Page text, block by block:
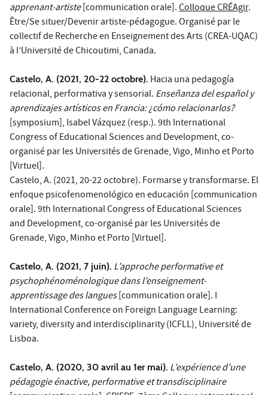
apprenant-artiste[communication orale].Colloque CRÉAgir.
Être/Se situer/Devenir artiste-pédagogue. Organisé par le
collectif de Recherche en Enseignement des Arts (CREA-UQAC)
à l’Université de Chicoutimi, Canada.
Castelo, A. (2021, 20-22 octobre). Hacia una pedagogía
relacional, performativa y sensorial. Enseñanza del español y
aprendizajes artísticos en Francia: ¿cómo relacionarlos?
[symposium], Isabel Vázquez (resp.). 9th International
Congress of Educational Sciences and Development, co-
organisé par les Universités de Grenade, Vigo, Minho et Porto
[Virtuel].
Castelo, A. (2021, 20-22 octobre). Formarse y transformarse. El
enfoque psicofenomenológico en educación [communication
orale]. 9th International Congress of Educational Sciences
and Development, co-organisé par les Universités de
Grenade, Vigo, Minho et Porto [Virtuel].
Castelo, A. (2021, 7 juin). L’approche performative et
psychophénoménologique dans l’enseignement-
apprentissage des langues[communication orale]. I
International Conference on Foreign Language Learning:
variety, diversity and interdisciplinarity (ICFLL), Université de
Lisboa.
Castelo, A. (2020, 30 avril au 1er mai). L’expérience d’une
pédagogie énactive, performative et transdisciplinaire